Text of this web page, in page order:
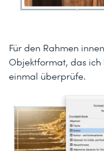
Für den Rahmen
Objektformat, das ich
einmal überprüfe.